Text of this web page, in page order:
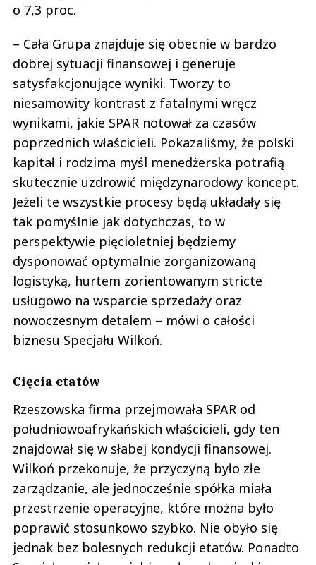
o 7,3 proc.
– Cała Grupa znajduje się obecnie w bardzo
dobrej sytuacji finansowej i generuje
satysfakcjonujące wyniki. Tworzy to
niesamowity kontrast z fatalnymi wręcz
wynikami, jakie SPAR notował za czasów
poprzednich właścicieli. Pokazaliśmy, że polski
kapitał i rodzima myśl menedżerska potrafią
skutecznie uzdrowić międzynarodowy koncept.
Jeżeli te wszystkie procesy będą układały się
tak pomyślnie jak dotychczas, to w
perspektywie pięcioletniej będziemy
dysponować optymalnie zorganizowaną
logistyką, hurtem zorientowanym stricte
usługowo na wsparcie sprzedaży oraz
nowoczesnym detalem – mówi o całości
biznesu Specjału Wilkoń.
Cięcia etatów
Rzeszowska firma przejmowała SPAR od
południowoafrykańskich właścicieli, gdy ten
znajdował się w słabej kondycji finansowej.
Wilkoń przekonuje, że przyczyną było złe
zarządzanie, ale jednocześnie spółka miała
przestrzenie operacyjne, które można było
poprawić stosunkowo szybko. Nie obyło się
jednak bez bolesnych redukcji etatów. Ponadto